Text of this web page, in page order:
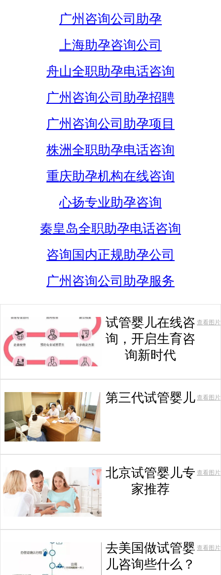
广州咨询公司助孕
上海助孕咨询公司
舟山全职助孕电话咨询
广州咨询公司助孕招聘
广州咨询公司助孕项目
株洲全职助孕电话咨询
重庆助孕机构在线咨询
心扬专业助孕咨询
秦皇岛全职助孕电话咨询
咨询国内正规助孕公司
广州咨询公司助孕服务
试管婴儿在线咨
询，开启生育咨
询新时代
查看图片
第三代试管婴儿 查看图片
北京试管婴儿专
家推荐
查看图片
去美国做试管婴
儿咨询些什么？
查看图片